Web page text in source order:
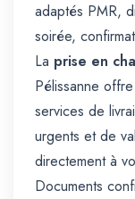
adaptés PMR,
soirée,
La prise en
Pélissanne
services de
urgents et de
directement à
Documents